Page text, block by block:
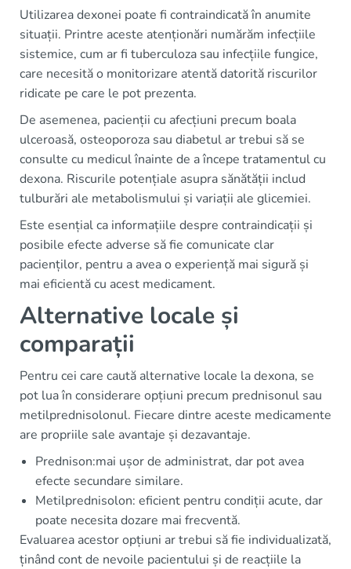
Utilizarea dexonei poate fi contraindicată în anumite
situații. Printre aceste atenționări numărăm infecțiile
sistemice, cum ar fi tuberculoza sau infecțiile fungice,
care necesită o monitorizare atentă datorită riscurilor
ridicate pe care le pot prezenta.
De asemenea, pacienții cu afecțiuni precum boala
ulceroasă, osteoporoza sau diabetul ar trebui să se
consulte cu medicul înainte de a începe tratamentul cu
dexona. Riscurile potențiale asupra sănătății includ
tulburări ale metabolismului și variații ale glicemiei.
Este esențial ca informațiile despre contraindicații și
posibile efecte adverse să fie comunicate clar
pacienților, pentru a avea o experiență mai sigură și
mai eficientă cu acest medicament.
Alternative locale și
comparații
Pentru cei care caută alternative locale la dexona, se
pot lua în considerare opțiuni precum prednisonul sau
metilprednisolonul. Fiecare dintre aceste medicamente
are propriile sale avantaje și dezavantaje.
Prednison:mai ușor de administrat, dar pot avea
efecte secundare similare.
Metilprednisolon: eficient pentru condiții acute, dar
poate necesita dozare mai frecventă.
Evaluarea acestor opțiuni ar trebui să fie individualizată,
ținând cont de nevoile pacientului și de reacțiile la